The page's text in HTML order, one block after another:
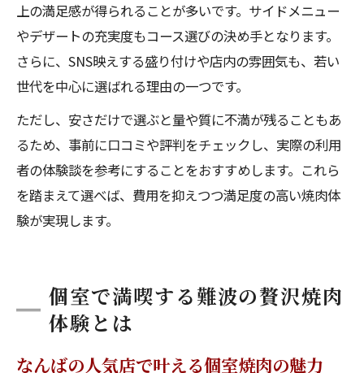
上の満足感が得られることが多いです。サイドメニュー
やデザートの充実度もコース選びの決め手となります。
さらに、SNS映えする盛り付けや店内の雰囲気も、若い
世代を中心に選ばれる理由の一つです。
ただし、安さだけで選ぶと量や質に不満が残ることもあ
るため、事前に口コミや評判をチェックし、実際の利用
者の体験談を参考にすることをおすすめします。これら
を踏まえて選べば、費用を抑えつつ満足度の高い焼肉体
験が実現します。
個室で満喫する難波の贅沢焼肉
体験とは
なんばの人気店で叶える個室焼肉の魅力